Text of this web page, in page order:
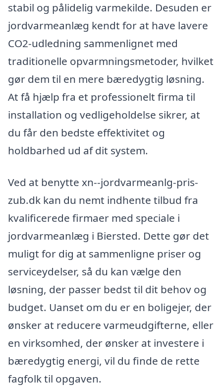
stabil og pålidelig varmekilde. Desuden er
jordvarmeanlæg kendt for at have lavere
CO2-udledning sammenlignet med
traditionelle opvarmningsmetoder, hvilket
gør dem til en mere bæredygtig løsning.
At få hjælp fra et professionelt firma til
installation og vedligeholdelse sikrer, at
du får den bedste effektivitet og
holdbarhed ud af dit system.
Ved at benytte xn--jordvarmeanlg-pris-
zub.dk kan du nemt indhente tilbud fra
kvalificerede firmaer med speciale i
jordvarmeanlæg i Biersted. Dette gør det
muligt for dig at sammenligne priser og
serviceydelser, så du kan vælge den
løsning, der passer bedst til dit behov og
budget. Uanset om du er en boligejer, der
ønsker at reducere varmeudgifterne, eller
en virksomhed, der ønsker at investere i
bæredygtig energi, vil du finde de rette
fagfolk til opgaven.